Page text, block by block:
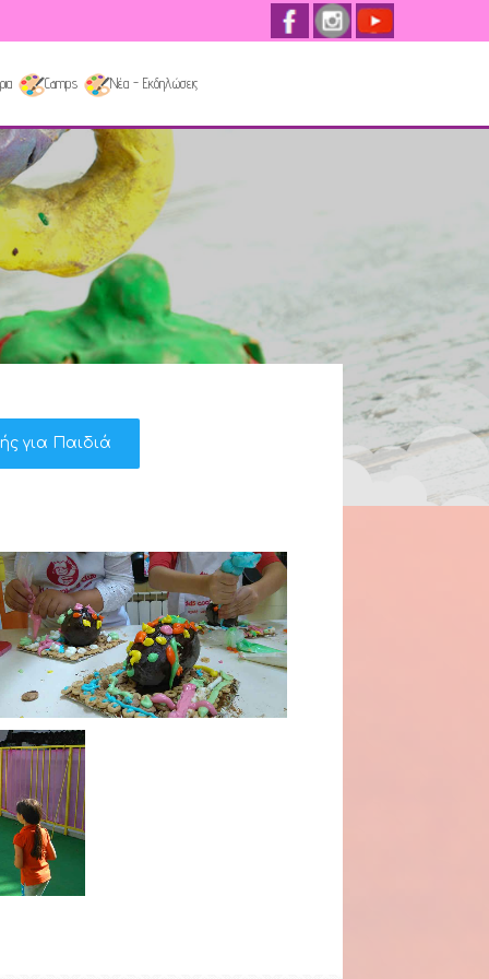
Camps Νέα - Εκδηλώσεις
για Παιδιά